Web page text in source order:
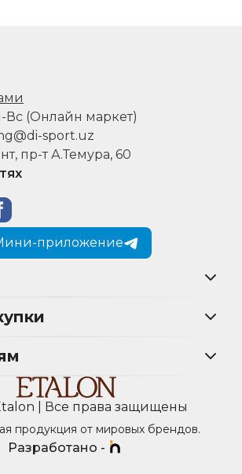
Вс (Онлайн маркет)
sport.uz
пр-т А.Темура, 60
приложение
| Все права защищены
продукция от мировых брендов.
Разработано -